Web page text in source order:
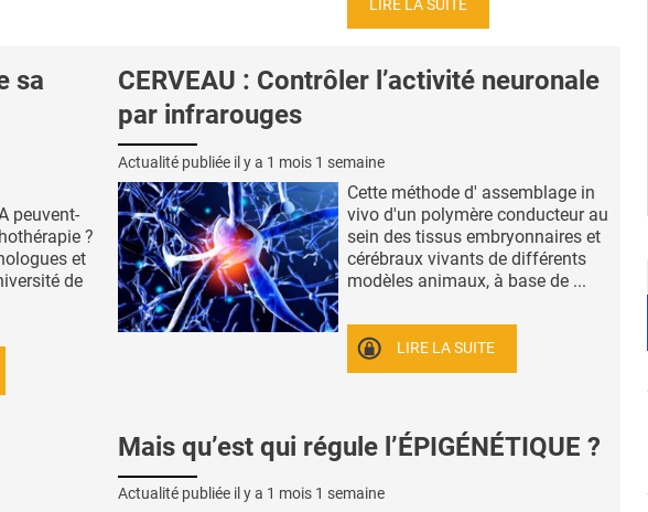
LIRE LA SUITE
sa
peuvent-
?
et
de
CERVEAU : Contrôler l’activité neuronale
par infrarouges
Actualité publiée il y a 1 mois 1 semaine
Cette méthode d' assemblage in
vivo d'un polymère conducteur au
sein des tissus embryonnaires et
cérébraux vivants de différents
modèles animaux, à base de ...
LIRE LA SUITE
Mais qu’est qui régule l’ÉPIGÉNÉTIQUE ?
Actualité publiée il y a 1 mois 1 semaine